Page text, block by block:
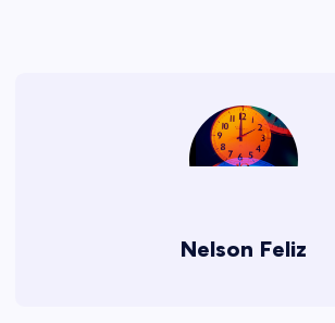
Nelson Feliz